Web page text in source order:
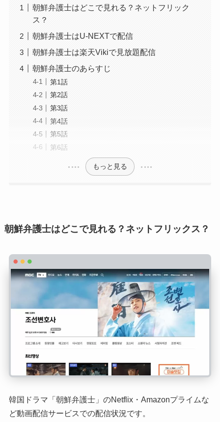
朝鮮弁護士はどこで見れる？ネットフリック
ス？
朝鮮弁護士はU-NEXTで配信
朝鮮弁護士は楽天Vikiで見放題配信
朝鮮弁護士のあらすじ
第1話
第2話
第3話
第4話
第5話
第6話
もっと見る
朝鮮弁護士はどこで見れる？ネットフリックス？
韓国ドラマ「朝鮮弁護士」のNetflix・Amazonプライムな
ど動画配信サービスでの配信状況です。